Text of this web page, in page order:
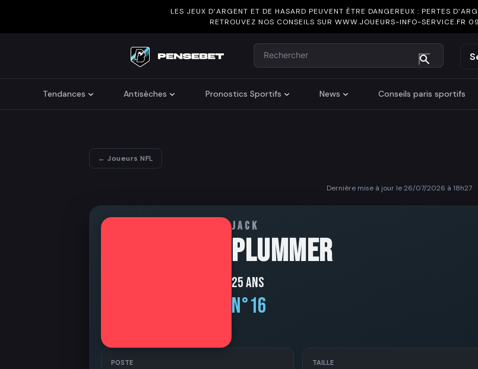
LES JEUX D’ARGENT ET DE HASARD PEUVENT ÊTRE DANGEREUX : PERTES
RETROUVEZ NOS CONSEILS SUR WWW.JOUEURS-INFO-SERVICE.FR
Rechercher
Search
Tendances Antisèches Pronostics Sportifs News Conseils paris sportifs
← Joueurs NFL
Dernière mise à jour le 26/07/2026 à 18h27
JACK
PLUMMER
25 ans
N°16
POSTE TAILLE